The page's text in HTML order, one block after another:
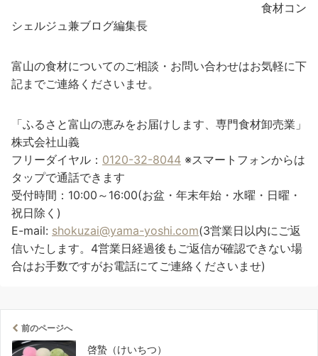
食材コン
シェルジュ兼ブログ編集長
富山の食材についてのご相談・お問い合わせはお気軽に下
記までご連絡くださいませ。
「ふるさと富山の恵みをお届けします、専門食材卸売業」
株式会社山義
フリーダイヤル： 0120-32-8044 ※スマートフォンからは
タップで通話できます
受付時間：10:00～16:00(お盆・年末年始・水曜・日曜・
祝日除く)
E-mail: shokuzai@yama-yoshi.com(3営業日以内にご返
信いたします。4営業日経過後もご返信が確認できない場
合はお手数ですがお電話にてご連絡くださいませ)
前のページへ
啓蟄（けいちつ）